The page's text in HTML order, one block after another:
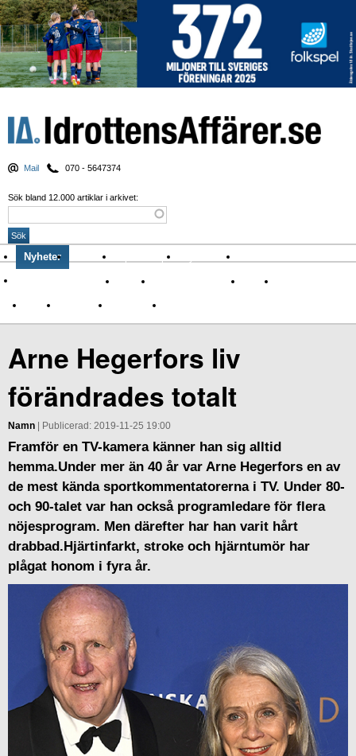
Mail 070 - 5647374
Sök bland 12.000 artiklar i arkivet:
Nyheter Krönikor Sport & spel Nyhetsbrev
Om Idrottens Affärer
Affärer I spåren av Corona Arena
Namn Sponsring TV-nyheter
Arne Hegerfors liv
förändrades totalt
Namn | Publicerad: 2019-11-25 19:00
Framför en TV-kamera känner han sig alltid
hemma.Under mer än 40 år var Arne Hegerfors en av
de mest kända sportkommentatorerna i TV. Under 80-
och 90-talet var han också programledare för flera
nöjesprogram. Men därefter har han varit hårt
drabbad.Hjärtinfarkt, stroke och hjärntumör har
plågat honom i fyra år.